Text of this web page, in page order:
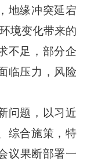
缘冲突延宕
境变化带来的
不足，部分企
临压力，风险
题，以习近
综合施策，特
议果断部署一